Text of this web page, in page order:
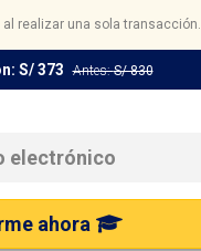
realizar una sola transacción.
S/ 373 Antes:S/ 830
ahora